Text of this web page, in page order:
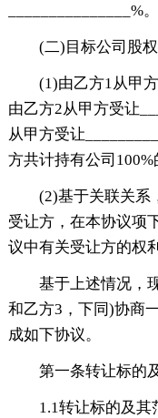
_______________%。
(二)目标公司股
(1)由乙方1从甲
由乙方2从甲方受让
从甲方受让
方共计持有公司100%
(2)基于关联关系
受让方，在本协议项
议中有关受让方的权
基于上述情况，
和乙方3，下同)协商
成如下协议。
第一条转让标的
1.1转让标的及其